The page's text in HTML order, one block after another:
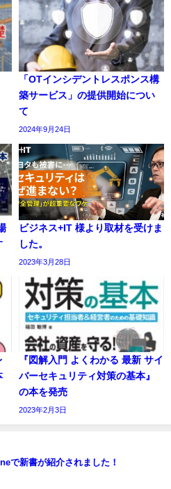
「OTインシデントレスポンス構
築サービス」の提供開始につい
て
2024年9月24日
ビジネス+IT 様より取材を受けま
した。
2023年3月28日
『図解入門 よくわかる 最新 サイ
バーセキュリティ対策の基本』
の本を発売
2023年2月3日
で新書が紹介されました！